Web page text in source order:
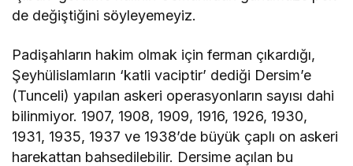
de değiştiğini söyleyemeyiz.
Padişahların hakim olmak için ferman çıkardığı,
Şeyhülislamların ‘katli vaciptir’ dediği Dersim’e
(Tunceli) yapılan askeri operasyonların sayısı dahi
bilinmiyor. 1907, 1908, 1909, 1916, 1926, 1930,
1931, 1935, 1937 ve 1938’de büyük çaplı on askeri
harekattan bahsedilebilir. Dersime açılan bu